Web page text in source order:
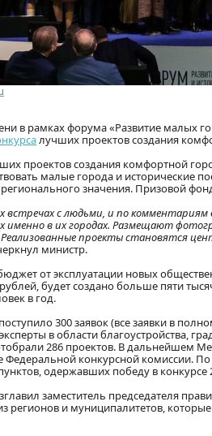
в рамках форума «Развитие малых
лучших проектов создания
проектов создания комфортной
малые города и исторические
значения. Призовой
с людьми, и по
именно в их городах. Размещают
проекты становятся
министр.
от эксплуатации новых
будет создано больше пяти
в год.
300 заявок (все заявки в
в области благоустройства,
286 проектов. В дальнейшем
Федеральной конкурсной комиссии.
одержавших победу в конкурсе
заместитель председателя
регионов и муниципалитетов,